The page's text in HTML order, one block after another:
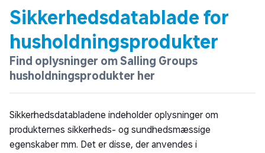
Sikkerhedsdatablade for
husholdningsprodukter
Find oplysninger om Salling Groups
husholdningsprodukter her
Sikkerhedsdatabladene indeholder oplysninger om
produkternes sikkerheds- og sundhedsmæssige
egenskaber mm. Det er disse, der anvendes i